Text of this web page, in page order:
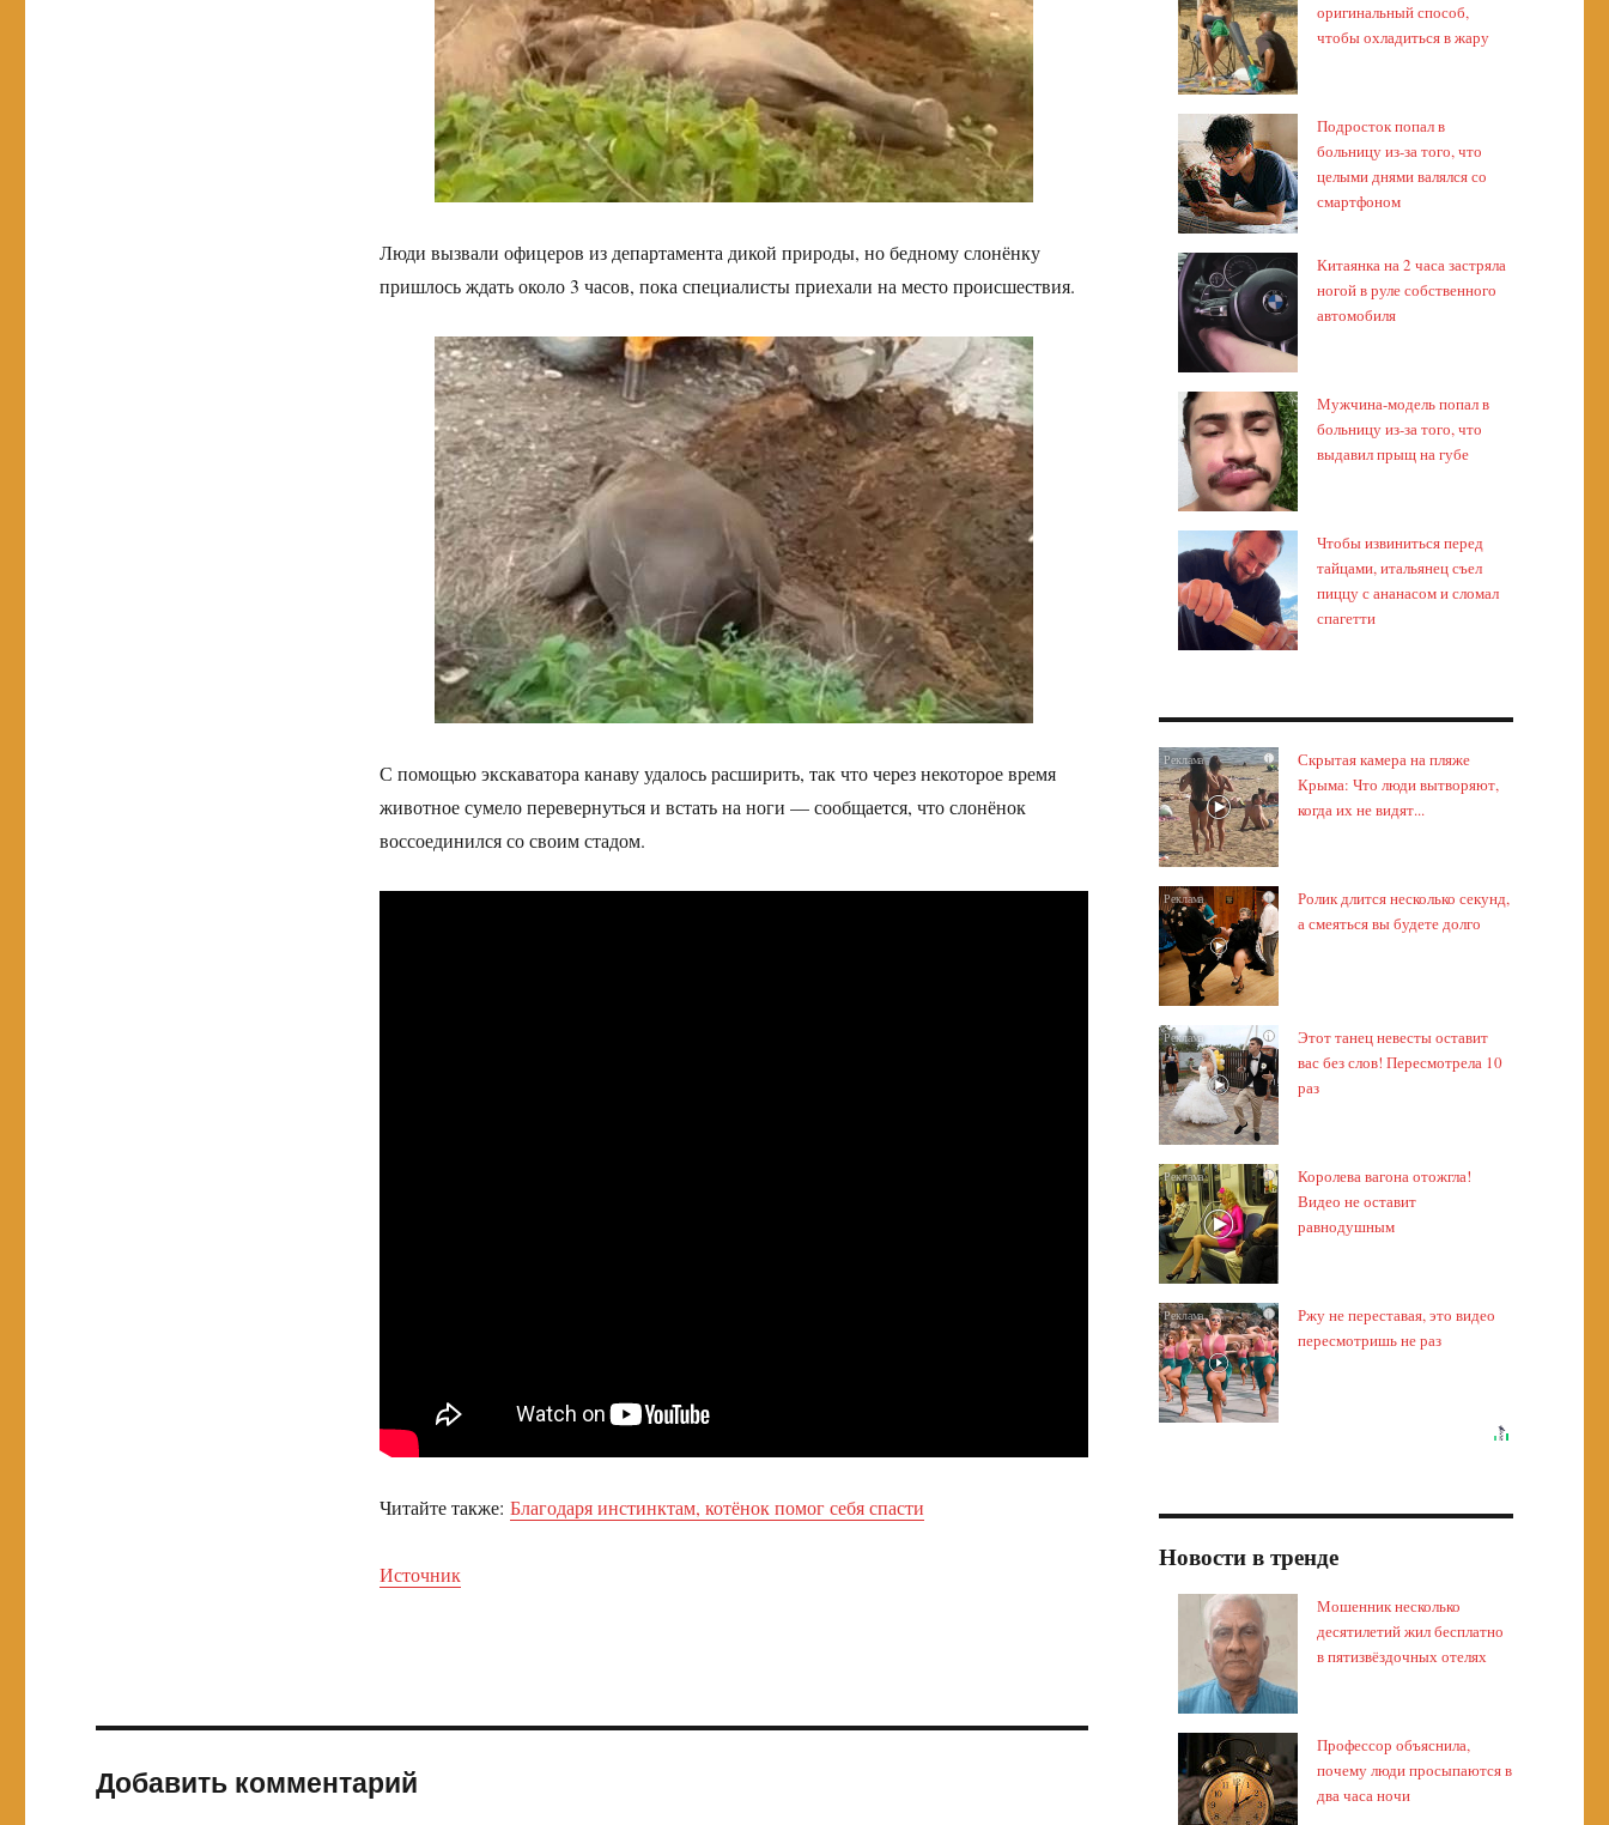
Люди вызвали офицеров из департамента дикой природы, но бедному слонёнку
пришлось ждать около 3 часов, пока специалисты приехали на место происшествия.
С помощью экскаватора канаву удалось расширить, так что через некоторое время
животное сумело перевернуться и встать на ноги — сообщается, что слонёнок
воссоединился со своим стадом.
Читайте также: Благодаря инстинктам, котёнок помог себя спасти
Источник
Добавить комментарий
оригинальный способ,
чтобы охладиться в жару
Подросток попал в
больницу из-за того, что
целыми днями валялся со
смартфоном
Китаянка на 2 часа застряла
ногой в руле собственного
автомобиля
Мужчина-модель попал в
больницу из-за того, что
выдавил прыщ на губе
Чтобы извиниться перед
тайцами, итальянец съел
пиццу с ананасом и сломал
спагетти
i
Скрытая камера на пляже
Крыма: Что люди вытворяют,
когда их не видят...
i
Ролик длится несколько секунд,
а смеяться вы будете долго
i
Этот танец невесты оставит
вас без слов! Пересмотрела 10
раз
i
Королева вагона отожгла!
Видео не оставит
равнодушным
i
Ржу не переставая, это видео
пересмотришь не раз
Новости в тренде
Мошенник несколько
десятилетий жил бесплатно
в пятизвёздочных отелях
Профессор объяснила,
почему люди просыпаются в
два часа ночи